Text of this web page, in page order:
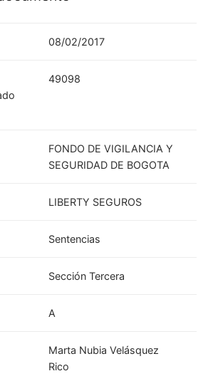
08/02/2017
49098
FONDO DE VIGILANCIA Y
SEGURIDAD DE BOGOTA
LIBERTY SEGUROS
Sentencias
Sección Tercera
A
Marta Nubia Velásquez
Rico